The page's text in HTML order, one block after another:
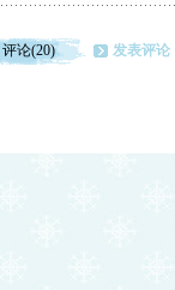
评论(20) 发表评论